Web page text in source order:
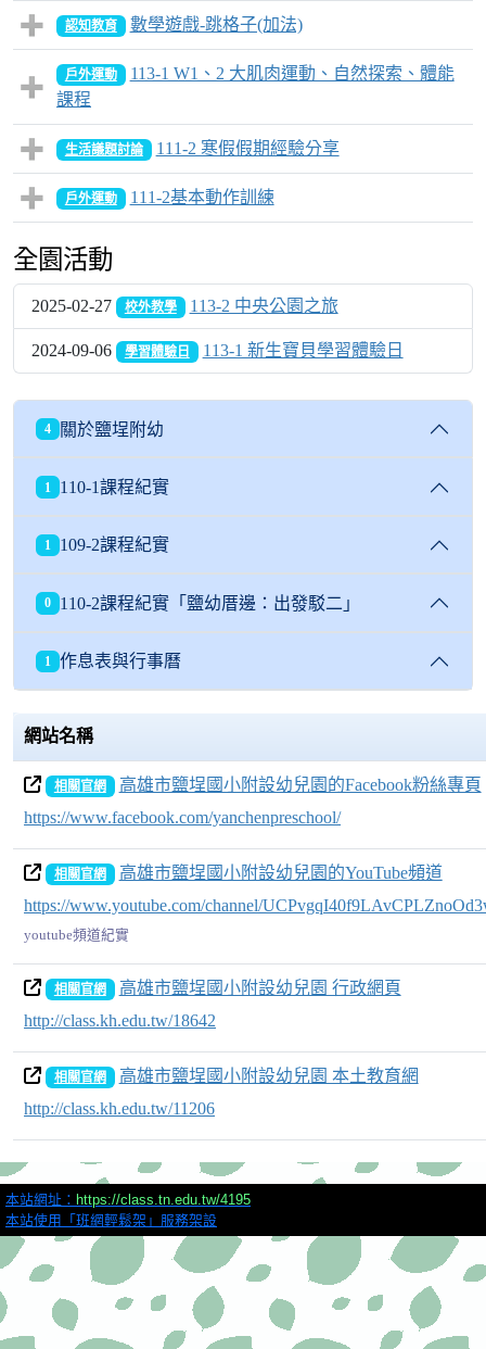
認知教育 數學遊戲-跳格子(加法)
戶外運動
113-1 W1、2 大肌肉運動、自然探索、體能
課程
生活議題討論 111-2 寒假假期經驗分享
戶外運動 111-2基本動作訓練
全園活動
2025-02-27 校外教學 113-2 中央公園之旅
2024-09-06 學習體驗日 113-1 新生寶貝學習體驗日
4 關於鹽埕附幼
1 110-1課程紀實
1 109-2課程紀實
0 110-2課程紀實「鹽幼厝邊：出發駁二」
1 作息表與行事曆
網站名稱
相關官網
高雄市鹽埕國小附設幼兒園的Facebook粉絲專頁
https://www.facebook.com/yanchenpreschool/
相關官網
高雄市鹽埕國小附設幼兒園的YouTube頻道
https://www.youtube.com/channel/
youtube頻道紀實
相關官網
高雄市鹽埕國小附設幼兒園 行政網頁
http://class.kh.edu.tw/18642
相關官網
高雄市鹽埕國小附設幼兒園 本土教育網
http://class.kh.edu.tw/11206
本站網址： https://class.tn.edu.tw/4195
本站使用「班網輕鬆架」服務架設